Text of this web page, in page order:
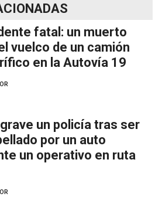
fatal: un muerto
vuelco de un camión
en la Autovía 19
un policía tras ser
por un auto
un operativo en ruta